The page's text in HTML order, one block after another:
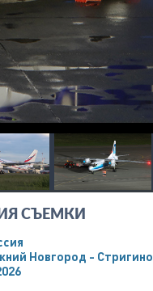
СЪЕМКИ
Новгород - Стригино